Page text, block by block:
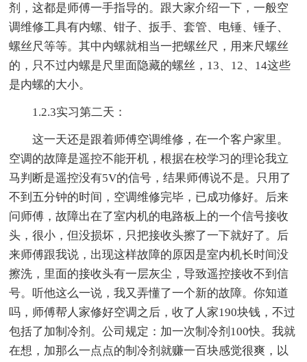
剂，这都是师傅一手指导的。跟大家介绍一下，一般空
调维修工具有内螺、钳子、扳手、套管、电锤、锤子、
螺丝尺等等。其中内螺就相当一把螺丝尺，用来尺螺丝
的，只不过内螺是尺里面隐藏的螺丝，13、12、14这些
是内螺的大小。
1.2.3实习第二天：
这一天还是跟着师傅空调维修，在一个客户家里。
空调的故障是遥控不能开机，根据在校学习的理论我立
马判断是遥控没有5V的信号，结果师傅说不是。只用了
不到五分钟的时间，空调维修完毕，已成功修好。后来
问师傅，故障出在了室内机的电路板上的一个信号接收
头，很小，但没损坏，只把接收头擦了一下就好了。后
来师傅跟我说，出现这样故障的原因是室内机长时间没
擦洗，里面的接收头有一层灰尘，导致遥控接收不到信
号。听他这么一说，我又弄懂了一个新的故障。你知道
吗，师傅帮人家修好空调之后，收了人家190块钱，不过
包括了加制冷剂。公司规定：加一次制冷剂100快。我就
在想，加那么一点点的制冷剂就赚一百块感觉很爽，以